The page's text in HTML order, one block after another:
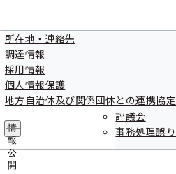
所在地・連絡先
調達情報
採用情報
個人情報保護
地方自治体及び関係団体との連携協定
情
報
公
開
評議会
事務処理誤り
Eメールアドレスをお持ちの方
できます。
ません）
報